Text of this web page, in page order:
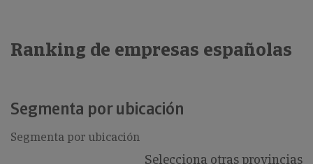
Ranking de empresas españolas
Segmenta por ubicación
Segmenta por ubicación
Selecciona otras provincias